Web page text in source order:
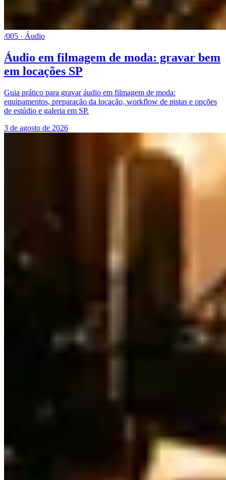
/005 · Áudio
Áudio em filmagem de moda: gravar bem
em locações SP
Guia prático para gravar áudio em filmagem de moda:
equipamentos, preparação da locação, workflow de pistas e opções
de estúdio e galeria em SP.
3 de agosto de 2026